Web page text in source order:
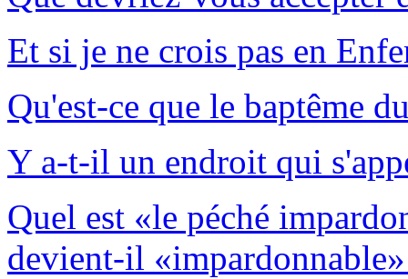
Et si je ne crois pas en
Qu'est-ce que le baptême
Y a-t-il un endroit qui
Quel est «le péché
devient-il